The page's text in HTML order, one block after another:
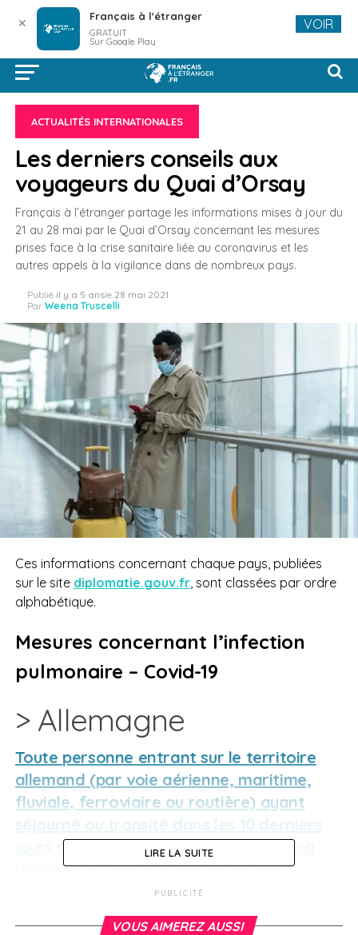
ACTUALITÉS INTERNATIONALES
Les derniers conseils aux
voyageurs du Quai d’Orsay
Français à l’étranger partage les informations mises à jour du
21 au 28 mai par le Quai d’Orsay concernant les mesures
prises face à la crise sanitaire liée au coronavirus et les
autres appels à la vigilance dans de nombreux pays.
Publié il y a 5 ansle 28 mai 2021
Par Weena Truscelli
Ces informations concernant chaque pays, publiées
sur le site diplomatie.gouv.fr, sont classées par ordre
alphabétique.
Mesures concernant l’infection
pulmonaire – Covid-19
> Allemagne
Toute personne entrant sur le territoire
allemand (par voie aérienne, maritime,
fluviale, ferroviaire ou routière) ayant
jours dans une zone classée comme « à
risque » par les autorités sanitaires
allemandes devra se conformer à quatre
principales obligations,les connaître
LIRE LA SUITE
PUBLICITÉ
VOUS AIMEREZ AUSSI
✕ Français à l'étranger
GRATUIT
Sur Google Play
VOIR